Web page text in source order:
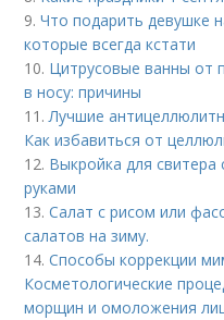
9.Что подарить девушке
которые всегда кстати
10. Цитрусовые ванны от
в носу: причины
11.Лучшие
Как избавиться от
12. Выкройка для свитера
руками
13.Салат с рисом или
салатов на зиму.
14.Способы коррекции
Косметологические
морщин и омоложения